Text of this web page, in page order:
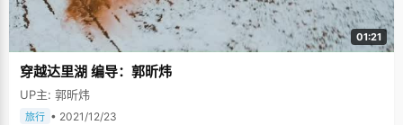
01:21
穿越达里湖 编导：郭昕炜
UP主: 郭昕炜
旅行 • 2021/12/23